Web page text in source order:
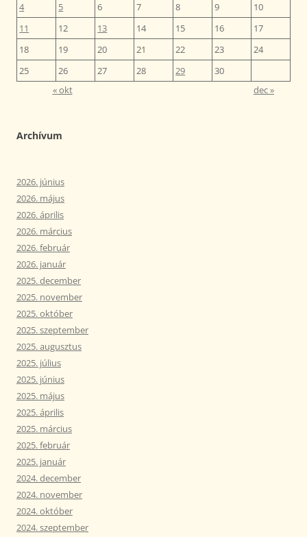
4
5 6 7 8 9
10
11
12 13 14 15 16
17
18
19 20 21 22 23
24
25
26 27 28 29
30
« okt
dec »
Archívum
2026. június
2026. május
2026. április
2026. március
2026. február
2026. január
2025. december
2025. november
2025. október
2025. szeptember
2025. augusztus
2025. július
2025. június
2025. május
2025. április
2025. március
2025. február
2025. január
2024. december
2024. november
2024. október
2024. szeptember